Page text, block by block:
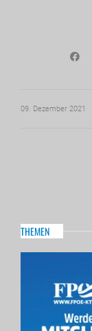
09. Dezember 2021
THEMEN